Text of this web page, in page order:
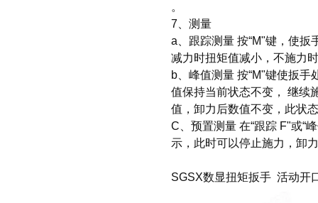
。
7、测量
a、跟踪测量 按“M"键，使扳
减力时扭矩值减小，不施力
b、峰值测量 按“M"键使扳
值保持当前状态不变， 继续
值，卸力后数值不变，此状
C、预置测量 在“跟踪 F"或“
示，此时可以停止施力，卸
SGSX数显扭矩扳手 活动开